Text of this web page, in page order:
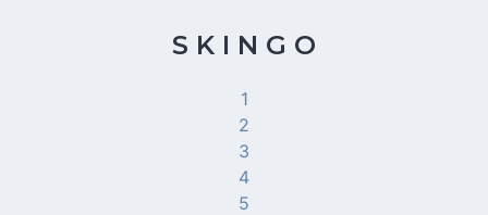
S K I N G O
1
2
3
4
5